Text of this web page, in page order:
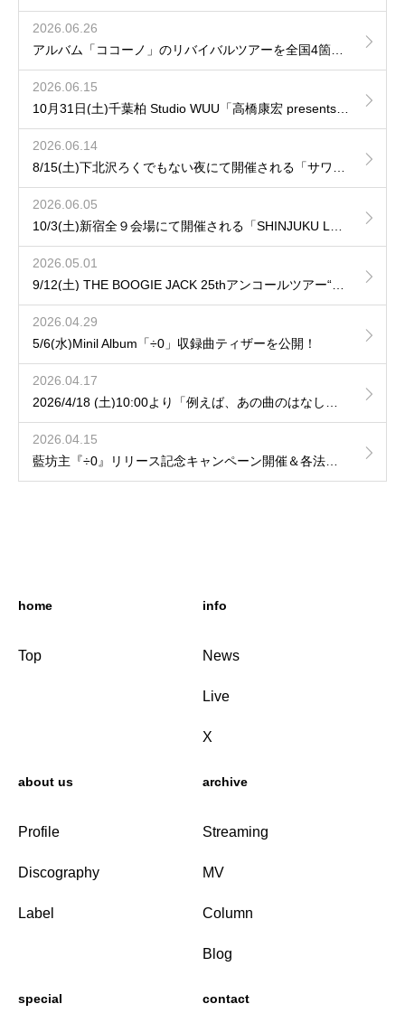
2026.06.26
アルバム「ココーノ」のリバイバルツアーを全国4箇所で開催が決定！
2026.06.15
10月31日(土)千葉柏 Studio WUU「高橋康宏 presents 再会の音」へhozzyの出演が決定！
2026.06.14
8/15(土)下北沢ろくでもない夜にて開催される「サワムカイナイト DAY.1」にhozzy & 田中ユウイチの出演が決定！
2026.06.05
10/3(土)新宿全９会場にて開催される「SHINJUKU LOFT 50th CIRCUIT 2026」へ出演が決定！
2026.05.01
9/12(土) THE BOOGIE JACK 25thアンコールツアー“LUMINARISM“ に参加決定！
2026.04.29
5/6(水)Minil Album「÷0」収録曲ティザーを公開！
2026.04.17
2026/4/18 (土)10:00より「例えば、あの曲のはなし」hozzy、藤森の弾き語りVol.9 / Vol.10の一般発売開始！
2026.04.15
藍坊主『÷0』リリース記念キャンペーン開催＆各法人特典デザインを公開！
home
Top
info
News
Live
X
about us
Profile
Discography
Label
archive
Streaming
MV
Column
Blog
special contact